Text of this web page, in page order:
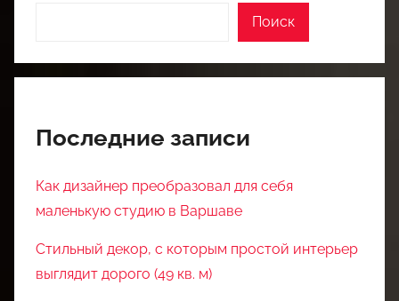
Поиск
Последние записи
Как дизайнер преобразовал для себя
маленькую студию в Варшаве
Стильный декор, с которым простой интерьер
выглядит дорого (49 кв. м)